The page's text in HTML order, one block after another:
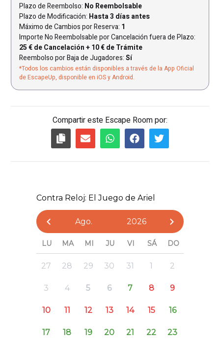
Plazo de Reembolso: No Reembolsable
Plazo de Modificación: Hasta 3 días antes
Máximo de Cambios por Reserva: 1
Importe No Reembolsable por Cancelación fuera de Plazo:
25 € de Cancelación + 10 € de Trámite
Reembolso por Baja de Jugadores: Sí
*Todos los cambios están disponibles a través de la App Oficial
de EscapeUp, disponible en iOS y Android.
Compartir este Escape Room por: